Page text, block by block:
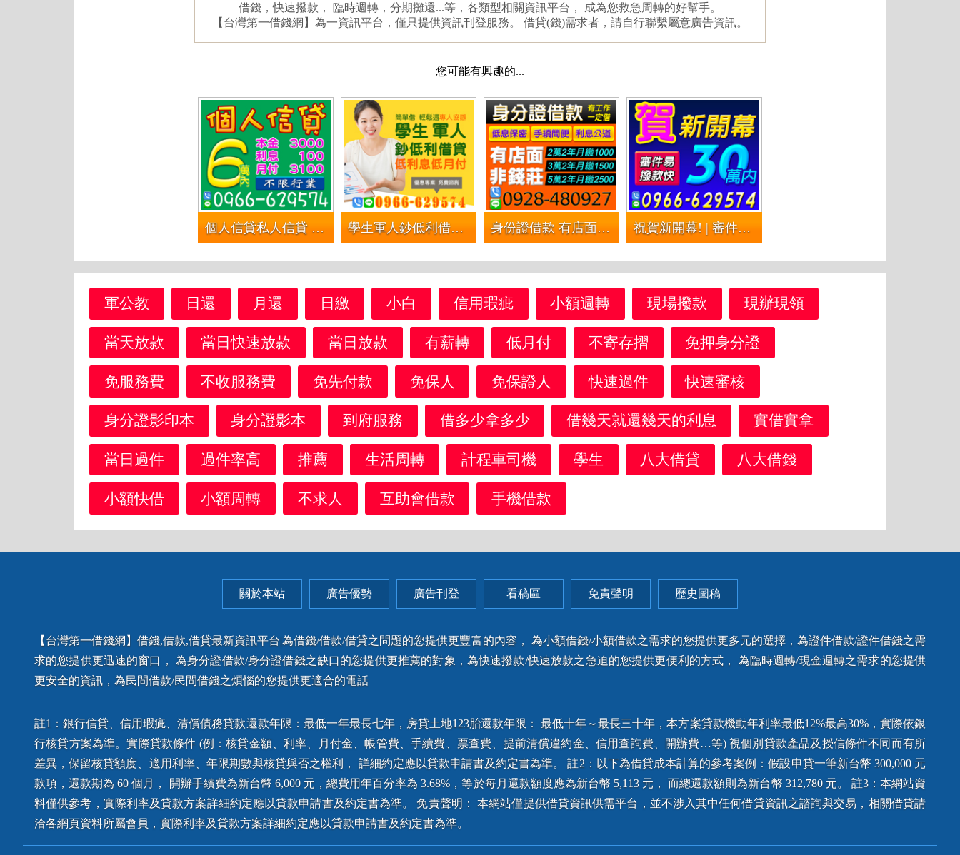
借錢，快速撥款， 臨時週轉，分期攤還...等，各類型相關資訊平台， 成為您救急周轉的好幫手。
【台灣第一借錢網】為一資訊平台，僅只提供資訊刊登服務。 借貸(錢)需求者，請自行聯繫屬意廣告資訊。
您可能有興趣的...
個人信貸私人信貸 | 6萬內都可借 本利攤還 本金3000利息100月付3100起 不限制行業 學生軍人鈔低利借貸 | 低利息低月付 優惠專案免費諮詢 簡單借輕鬆還 專人協辦 身份證借款 有店面非錢莊 息低保密 手續簡便 利息公道 | 有工作一定借 借2萬2年月繳1000 借3萬2年月繳1500 借5萬2年月繳2500 祝賀新開幕! | 審件簡易 撥款快速 30萬內
軍公教 日還 月還 日繳 小白 信用瑕疵 小額週轉 現場撥款 現辦現領
當天放款 當日快速放款 當日放款 有薪轉 低月付 不寄存摺 免押身分證
免服務費 不收服務費 免先付款 免保人 免保證人 快速過件 快速審核
身分證影印本 身分證影本 到府服務 借多少拿多少 借幾天就還幾天的利息 實借實拿
當日過件 過件率高 推薦 生活周轉 計程車司機 學生 八大借貸 八大借錢
小額快借 小額周轉 不求人 互助會借款 手機借款
關於本站 廣告優勢 廣告刊登 看稿區 免責聲明 歷史圖稿
【台灣第一借錢網】借錢,借款,借貸最新資訊平台|為借錢/借款/借貸之問題的您提供更豐富的內容， 為小額借錢/小額借款之需求的您提供更多元的選擇，為證件借款/證件借錢之需
求的您提供更迅速的窗口， 為身分證借款/身分證借錢之缺口的您提供更推薦的對象，為快速撥款/快速放款之急迫的您提供更便利的方式， 為臨時週轉/現金週轉之需求的您提供
更安全的資訊，為民間借款/民間借錢之煩惱的您提供更適合的電話
註1：銀行信貸、信用瑕疵、清償債務貸款還款年限：最低一年最長七年，房貸土地123胎還款年限： 最低十年～最長三十年，本方案貸款機動年利率最低12%最高30%，實際依銀
行核貸方案為準。實際貸款條件 (例：核貸金額、利率、月付金、帳管費、手續費、票查費、提前清償違約金、信用查詢費、開辦費…等) 視個別貸款產品及授信條件不同而有所
差異，保留核貸額度、適用利率、年限期數與核貸與否之權利， 詳細約定應以貸款申請書及約定書為準。 註2：以下為借貸成本計算的參考案例：假設申貸一筆新台幣 300,000 元
款項，還款期為 60 個月， 開辦手續費為新台幣 6,000 元，總費用年百分率為 3.68%，等於每月還款額度應為新台幣 5,113 元， 而總還款額則為新台幣 312,780 元。 註3：本網站資
料僅供參考，實際利率及貸款方案詳細約定應以貸款申請書及約定書為準。 免責聲明： 本網站僅提供借貸資訊供需平台，並不涉入其中任何借貸資訊之諮詢與交易，相關借貸請
洽各網頁資料所屬會員，實際利率及貸款方案詳細約定應以貸款申請書及約定書為準。